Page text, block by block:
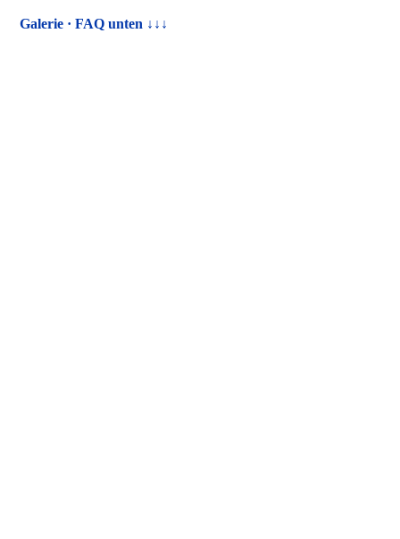
Galerie ·FAQ unten ↓↓↓